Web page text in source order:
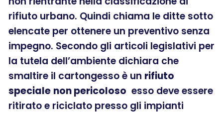
rifiuto urbano. Quindi chiama le ditte sotto
elencate per ottenere un preventivo senza
impegno. Secondo gli articoli legislativi per
la tutela dell’ambiente dichiara che
smaltire il cartongesso è un rifiuto
speciale non pericoloso esso deve essere
ritirato e riciclato presso gli impianti